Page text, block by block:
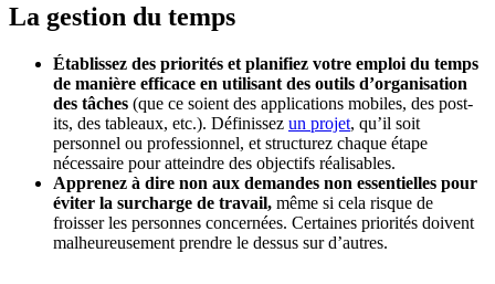
La gestion du temps
Établissez des priorités et planifiez votre emploi du temps
de manière efficace en utilisant des outils d’organisation
des tâches (que ce soient des applications mobiles, des post-
its, des tableaux, etc.). Définissez un projet, qu’il soit
personnel ou professionnel, et structurez chaque étape
nécessaire pour atteindre des objectifs réalisables.
Apprenez à dire non aux demandes non essentielles pour
éviter la surcharge de travail, même si cela risque de
froisser les personnes concernées. Certaines priorités doivent
malheureusement prendre le dessus sur d’autres.